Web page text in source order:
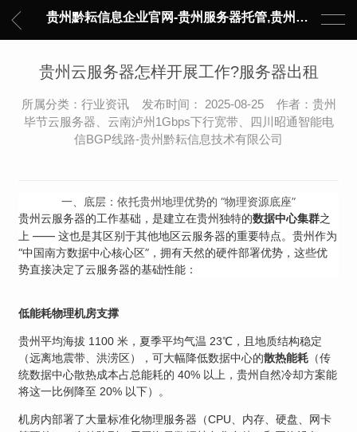
贵州黔耘信息企业官网-贵州服务器托管,贵州主机托管,云服务器托管,数据中心托管,网络设备托管,服务器租用,托管服务提供商,服务器管理-黔耘信息 贵州数据中心机柜租用-专业贵州IDC托管服务器维修
贵州云服务器怎样开展工作?服务器出租
所属分类：行业资讯 发布时间： 2025-08-25 作者：贵州
毕节云服务器、云南泸州1Gbps下行宽带、四川昭通智能电
信BGP线路-贵州黔耘信息技术有限公司
一、底层：依托贵州地理优势的 “物理资源底座”
贵州云服务器的工作基础，是建立在贵州独特的数据中心集群之
上 —— 这也是其区别于其他地区云服务器的重要特点。贵州作为
“中国南方数据中心核心区”，拥有天然的硬件部署优势，这些优
势直接决定了云服务器的基础性能：
低能耗物理机房支撑
贵州平均海拔 1100 米，夏季平均气温 23℃，且地质结构稳定
（远离地震带、洪涝区），可大幅降低数据中心的散热能耗 （传
统数据中心散热成本占总能耗的 40% 以上，贵州自然冷却方案能
将这一比例降至 20% 以下）。
机房内部署了大量标准化物理服务器（CPU、内存、硬盘、网卡